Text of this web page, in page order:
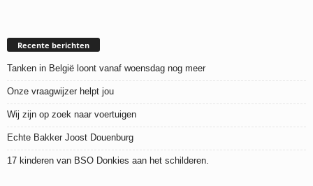
Recente berichten
Tanken in België loont vanaf woensdag nog meer
Onze vraagwijzer helpt jou
Wij zijn op zoek naar voertuigen
Echte Bakker Joost Douenburg
17 kinderen van BSO Donkies aan het schilderen.